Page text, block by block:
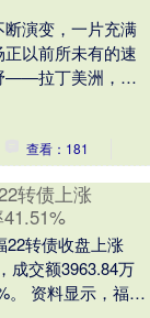
演变，一片充满
以前所未有的速
——拉丁美洲，这
域，正凭借其独特
查看：181
转债上涨
22转债收盘上涨
成交额3963.84万
。 资料显示，福22